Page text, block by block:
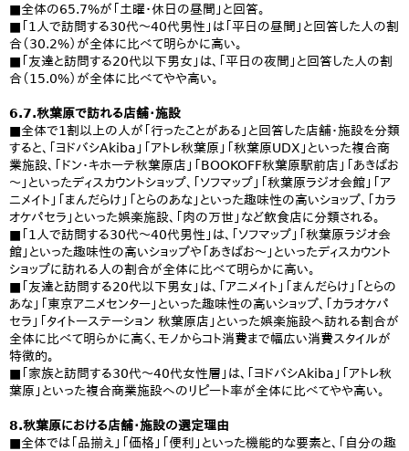
■全体の65.7%が「土曜・休日の昼間」と回答。
■「1人で訪問する30代～40代男性」は「平日の昼間」と回答した人の割
合（30.2%）が全体に比べて明らかに高い。
■「友達と訪問する20代以下男女」は、「平日の夜間」と回答した人の割
合（15.0%）が全体に比べてやや高い。
6.7.秋葉原で訪れる店舗・施設
■全体で1割以上の人が「行ったことがある」と回答した店舗・施設を分類
すると、「ヨドバシAkiba」「アトレ秋葉原」「秋葉原UDX」といった複合商
業施設、「ドン・キホーテ秋葉原店」「BOOKOFF秋葉原駅前店」「あきばお
～」といったディスカウントショップ、「ソフマップ」「秋葉原ラジオ会館」「ア
ニメイト」「まんだらけ」「とらのあな」といった趣味性の高いショップ、「カラ
オケパセラ」といった娯楽施設、「肉の万世」など飲食店に分類される。
■「1人で訪問する30代～40代男性」は、「ソフマップ」「秋葉原ラジオ会
館」といった趣味性の高いショップや「あきばお～」といったディスカウント
ショップに訪れる人の割合が全体に比べて明らかに高い。
■「友達と訪問する20代以下男女」は、「アニメイト」「まんだらけ」「とらの
あな」「東京アニメセンター」といった趣味性の高いショップ、「カラオケパ
セラ」「タイトーステーション 秋葉原店」といった娯楽施設へ訪れる割合が
全体に比べて明らかに高く、モノからコト消費まで幅広い消費スタイルが
特徴的。
■「家族と訪問する30代〜40代女性層」は、「ヨドバシAkiba」「アトレ秋
葉原」といった複合商業施設へのリピート率が全体に比べてやや高い。
8.秋葉原における店舗・施設の選定理由
■全体では「品揃え」「価格」「便利」といった機能的な要素と、「自分の趣